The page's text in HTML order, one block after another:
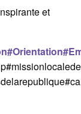
et
#Orientation